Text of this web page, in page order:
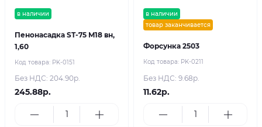
в наличии
Пенонасадка ST-75 M18 вн,
1,60
Код товара: PK-0151
Без НДС: 204.90р.
245.88р.
в наличии
товар заканчивается
Форсунка 2503
Код товара: PK-0211
Без НДС: 9.68р.
11.62р.